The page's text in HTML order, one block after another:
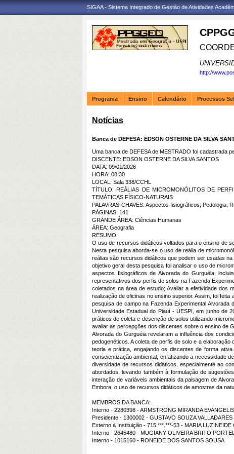
SIGAA - Sistema Integrado de Gestão de Atividades
http://
Programa Ensino Calendário Processos
Notícias
Banca de DEFESA: EDSON OSTERNE DA SILVA
Uma banca de DEFESA de MESTRADO foi cadastrada
DISCENTE: EDSON OSTERNE DA SILVA SANTOS
DATA: 09/01/2026
HORA: 08:30
LOCAL: Sala 338/CCHL
TÍTULO: REÁLIAS DE MICROMONÓLITOS DE
TEMÁTICAS FÍSICO-NATURAIS
PALAVRAS-CHAVES: Aspectos fisiográficos; Pedologia;
PÁGINAS: 141
GRANDE ÁREA: Ciências Humanas
ÁREA: Geografia
RESUMO:
O uso de recursos didáticos voltados para o ensino de
Nesta pesquisa aborda-se o uso de reália de
reálias são recursos didáticos que podem ser usadas
objetivo geral desta pesquisa foi analisar o uso de
aspectos fisiográficos de Alvorada do Gurguéia,
representativos dos perfis de solos na Fazenda
coletados na área de estudo; Avaliar a efetividade dos
realização de oficinas no ensino superior. Assim, foi
pesquisa de campo na Fazenda Experimental
Universidade Estadual do Piauí - UESPI, em junho de
práticos de coleta e descrição de solos utilizando
avaliar as percepções dos discentes sobre o ensino de
Alvorada do Gurguéia revelaram a influência dos
pedogenéticos. A coleta de perfis de solo e a
teoria e prática, engajando os discentes de forma
conscientização ambiental, enfatizando a necessidade
diversidade de recursos didáticos, especialmente ao
abordados, levando também à formulação de
interação de variáveis ambientais da paisagem de
Embora, o uso de recursos didáticos de amostras da
MEMBROS DA BANCA:
Interno - 2280398 - ARMSTRONG MIRANDA
Presidente - 1300002 - GUSTAVO SOUZA VALLADARES
Externo à Instituição - 715.***.***-53 - MARIA LUZINEIDE
Interno - 2645480 - MUGIANY OLIVEIRA BRITO
Interno - 1015160 - RONEIDE DOS SANTOS SOUSA